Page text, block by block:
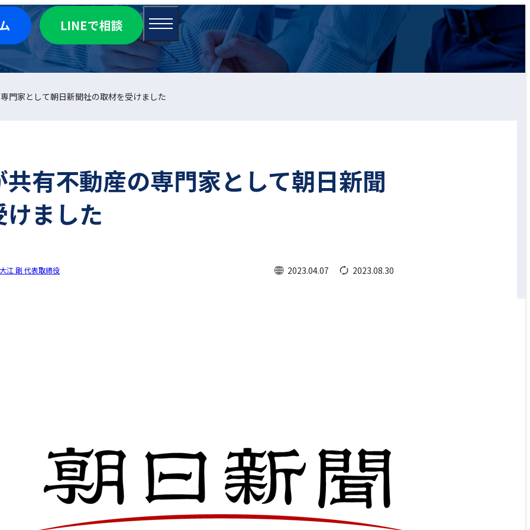
門家として朝日新聞社の取材を受けました
有不動産の専門家として朝日新聞
ました
江 剛 代表取締役 2023.04.07 2023.08.30